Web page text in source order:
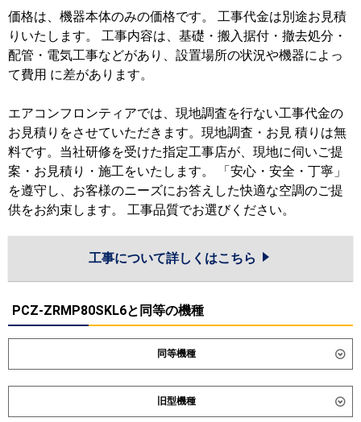
価格は、機器本体のみの価格です。 工事代金は別途お見積
りいたします。 工事内容は、基礎・搬入据付・撤去処分・
配管・電気工事などがあり、設置場所の状況や機器によっ
て費用 に差があります。
エアコンフロンティアでは、現地調査を行ない工事代金の
お見積りをさせていただきます。現地調査・お見 積りは無
料です。当社研修を受けた指定工事店が、現地に伺いご提
案・お見積り・施工をいたします。 「安心・安全・丁寧」
を遵守し、お客様のニーズにお答えした快適な空調のご提
供をお約束します。 工事品質でお選びください。
工事について詳しくはこちら
PCZ-ZRMP80SKL6と同等の機種
同等機種
ダイキン SSRH80DV SSRH80DNV
SSRHU80DV
旧型機種